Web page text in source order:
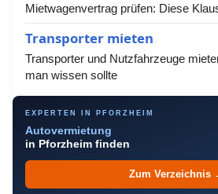
Mietwagenvertrag prüfen: Diese
Transporter mieten
Transporter und Nutzfahrzeuge
man wissen sollte
EXPERTEN IN PFORZHEIM
Autovermietung
in Pforzheim finden
Zum Verzeichnis